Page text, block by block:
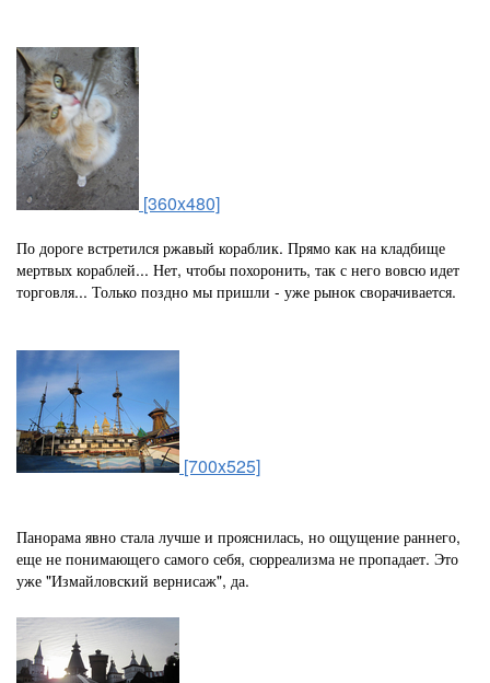
[360x480]
По дороге встретился ржавый кораблик. Прямо как на кладбище
мертвых кораблей... Нет, чтобы похоронить, так с него вовсю идет
торговля... Только поздно мы пришли - уже рынок сворачивается.
[700x525]
Панорама явно стала лучше и прояснилась, но ощущение раннего,
еще не понимающего самого себя, сюрреализма не пропадает. Это
уже "Измайловский вернисаж", да.